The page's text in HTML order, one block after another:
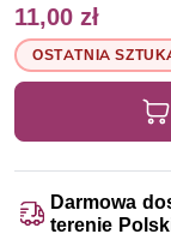
11,00 zł
OSTATNIA
Darmowa
terenie